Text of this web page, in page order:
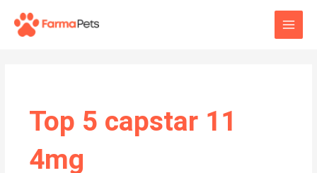
para
Main
Top 5 capstar 11
4mg